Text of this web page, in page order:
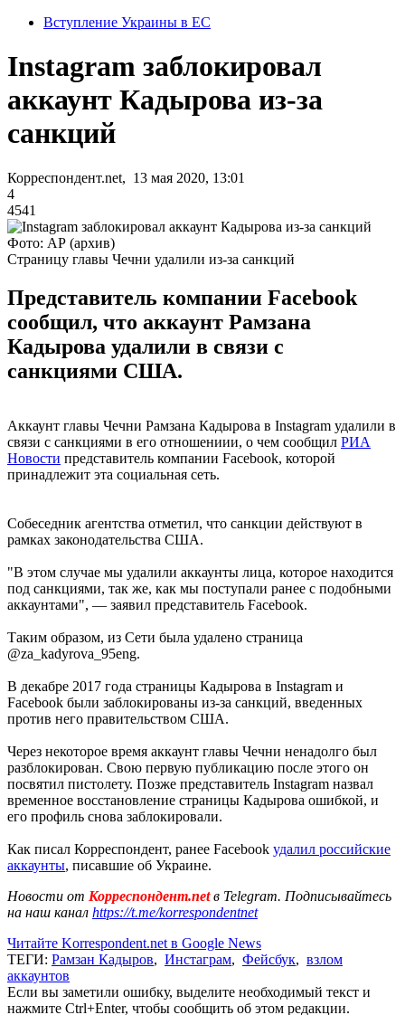
Вступление Украины в ЕС
Instagram заблокировал
аккаунт Кадырова из-за
санкций
Корреспондент.net, 13 мая 2020, 13:01
4
4541
Фото: АР (архив)
Страницу главы Чечни удалили из-за санкций
Представитель компании Facebook
сообщил, что аккаунт Рамзана
Кадырова удалили в связи с
санкциями США.
Аккаунт главы Чечни Рамзана Кадырова в Instagram удалили в
связи с санкциями в его отношениии, о чем сообщил РИА
Новости представитель компании Facebook, которой
принадлежит эта социальная сеть.
Собеседник агентства отметил, что санкции действуют в
рамках законодательства США.
"В этом случае мы удалили аккаунты лица, которое находится
под санкциями, так же, как мы поступали ранее с подобными
аккаунтами", — заявил представитель Facebook.
Таким образом, из Сети была удалено страница
@za_kadyrova_95eng.
В декабре 2017 года страницы Кадырова в Instagram и
Facebook были заблокированы из-за санкций, введенных
против него правительством США.
Через некоторое время аккаунт главы Чечни ненадолго был
разблокирован. Свою первую публикацию после этого он
посвятил пистолету. Позже представитель Instagram назвал
временное восстановление страницы Кадырова ошибкой, и
его профиль снова заблокировали.
Как писал Корреспондент, ранее Facebook удалил российские
аккаунты, писавшие об Украине.
Новости от Корреспондент.netв Telegram. Подписывайтесь
на наш канал https://t.me/korrespondentnet
Читайте Korrespondent.net в Google News
ТЕГИ: Рамзан Кадыров, Инстаграм, Фейсбук, взлом
аккаунтов
Если вы заметили ошибку, выделите необходимый текст и
нажмите Ctrl+Enter, чтобы сообщить об этом редакции.